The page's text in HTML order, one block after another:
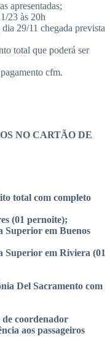
apresentadas;
23 às 20h
29/11 chegada prevista
total que poderá ser
cfm.
NO CARTÃO DE
total com completo
(01 pernoite);
Superior em Buenos
Superior em Riviera (01
Del Sacramento com
coordenador
aos passageiros